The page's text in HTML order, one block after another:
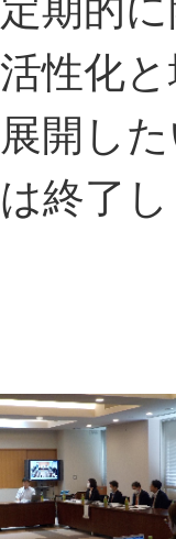
性化と
開し
終了し